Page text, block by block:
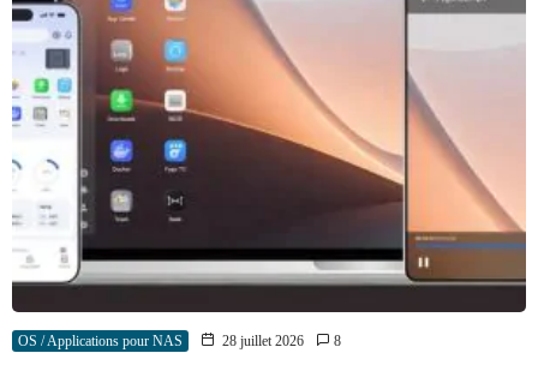
OS / Applications pour NAS 28 juillet 2026 8